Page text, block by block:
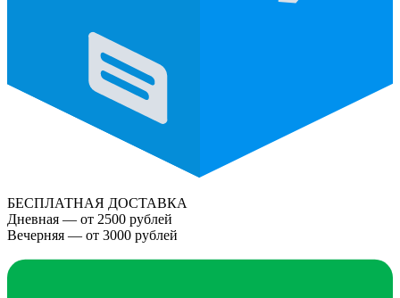
БЕСПЛАТНАЯ ДОСТАВКА
Дневная — от 2500 рублей
Вечерняя — от 3000 рублей